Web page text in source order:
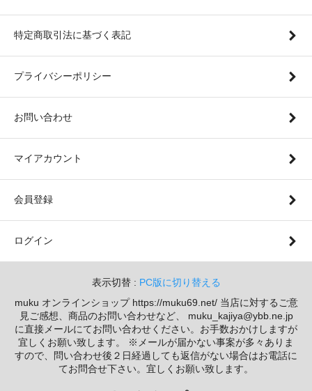
特定商取引法に基づく表記
プライバシーポリシー
お問い合わせ
マイアカウント
会員登録
ログイン
表示切替 : PC版に切り替える
muku オンラインショップ https://muku69.net/ 当店に対するご意
見ご感想、商品のお問い合わせなど、 muku_kajiya@ybb.ne.jp
に直接メールにてお問い合わせください。お手数おかけしますが
宜しくお願い致します。 ※メールが届かない事案が多々ありま
すので、問い合わせ後２日経過しても返信がない場合はお電話に
てお問合せ下さい。宜しくお願い致します。